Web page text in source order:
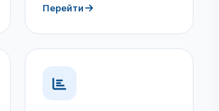
Перейти